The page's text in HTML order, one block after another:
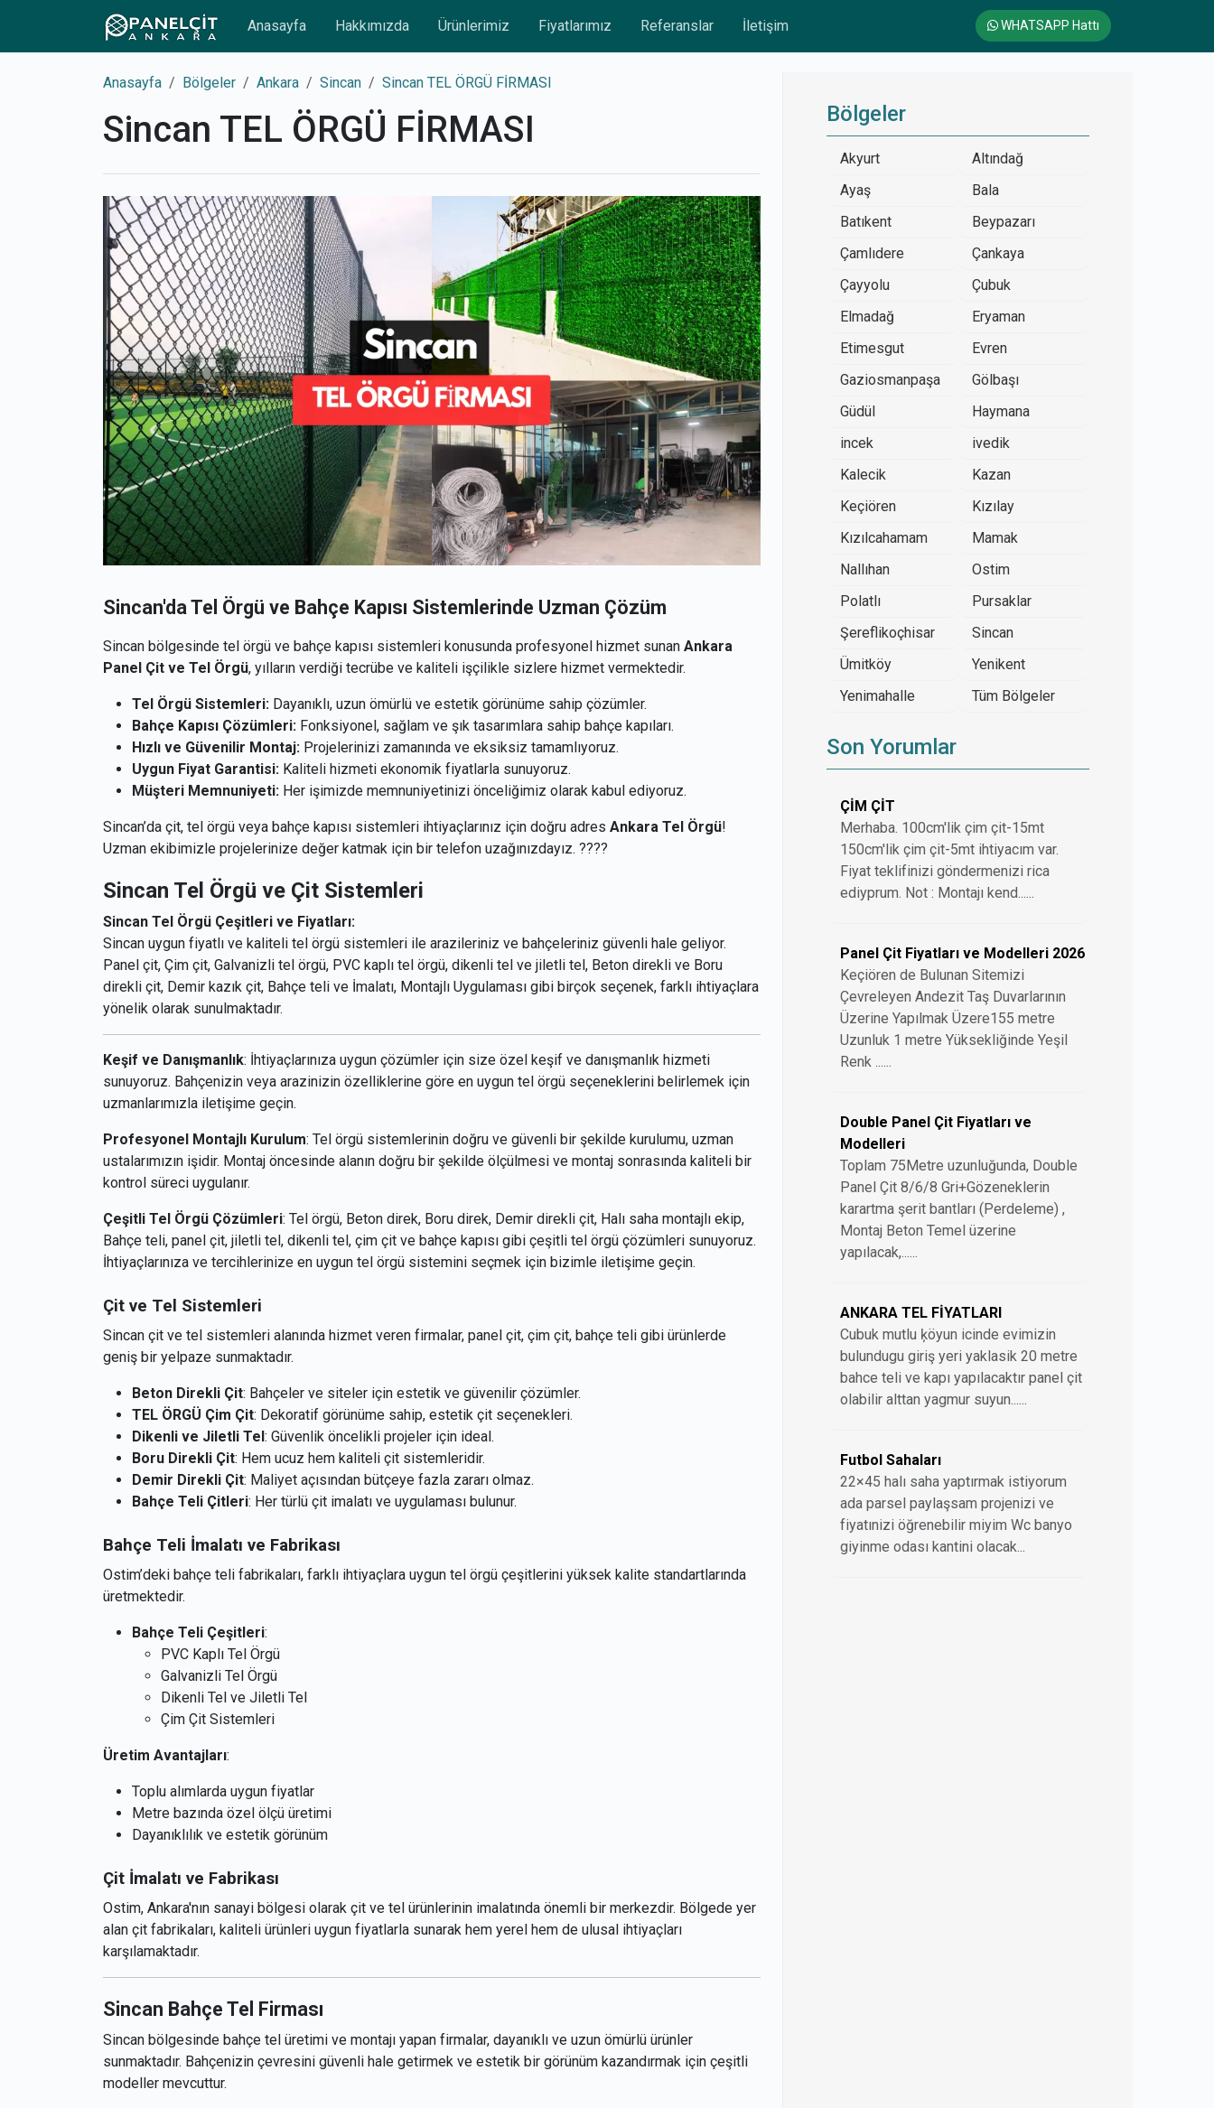
Anasayfa Hakkımızda Ürünlerimiz Fiyatlarımız Referanslar İletişim WHATSAPP Hattı
Anasayfa Bölgeler Ankara Sincan Sincan TEL ÖRGÜ FİRMASI
Sincan TEL ÖRGÜ FİRMASI
Sincan'da Tel Örgü ve Bahçe Kapısı Sistemlerinde Uzman Çözüm
Sincan bölgesinde tel örgü ve bahçe kapısı sistemleri konusunda profesyonel hizmet sunan Ankara
Panel Çit ve Tel Örgü, yılların verdiği tecrübe ve kaliteli işçilikle sizlere hizmet vermektedir.
Tel Örgü Sistemleri: Dayanıklı, uzun ömürlü ve estetik görünüme sahip çözümler.
Bahçe Kapısı Çözümleri: Fonksiyonel, sağlam ve şık tasarımlara sahip bahçe kapıları.
Hızlı ve Güvenilir Montaj: Projelerinizi zamanında ve eksiksiz tamamlıyoruz.
Uygun Fiyat Garantisi: Kaliteli hizmeti ekonomik fiyatlarla sunuyoruz.
Müşteri Memnuniyeti: Her işimizde memnuniyetinizi önceliğimiz olarak kabul ediyoruz.
Sincan’da çit, tel örgü veya bahçe kapısı sistemleri ihtiyaçlarınız için doğru adres Ankara Tel Örgü!
Uzman ekibimizle projelerinize değer katmak için bir telefon uzağınızdayız. ????
Sincan Tel Örgü ve Çit Sistemleri
Sincan Tel Örgü Çeşitleri ve Fiyatları:
Sincan uygun fiyatlı ve kaliteli tel örgü sistemleri ile arazileriniz ve bahçeleriniz güvenli hale geliyor.
Panel çit, Çim çit, Galvanizli tel örgü, PVC kaplı tel örgü, dikenli tel ve jiletli tel, Beton direkli ve Boru
direkli çit, Demir kazık çit, Bahçe teli ve İmalatı, Montajlı Uygulaması gibi birçok seçenek, farklı ihtiyaçlara
yönelik olarak sunulmaktadır.
Keşif ve Danışmanlık: İhtiyaçlarınıza uygun çözümler için size özel keşif ve danışmanlık hizmeti
sunuyoruz. Bahçenizin veya arazinizin özelliklerine göre en uygun tel örgü seçeneklerini belirlemek için
uzmanlarımızla iletişime geçin.
Profesyonel Montajlı Kurulum: Tel örgü sistemlerinin doğru ve güvenli bir şekilde kurulumu, uzman
ustalarımızın işidir. Montaj öncesinde alanın doğru bir şekilde ölçülmesi ve montaj sonrasında kaliteli bir
kontrol süreci uygulanır.
Çeşitli Tel Örgü Çözümleri: Tel örgü, Beton direk, Boru direk, Demir direkli çit, Halı saha montajlı ekip,
Bahçe teli, panel çit, jiletli tel, dikenli tel, çim çit ve bahçe kapısı gibi çeşitli tel örgü çözümleri sunuyoruz.
İhtiyaçlarınıza ve tercihlerinize en uygun tel örgü sistemini seçmek için bizimle iletişime geçin.
Çit ve Tel Sistemleri
Sincan çit ve tel sistemleri alanında hizmet veren firmalar, panel çit, çim çit, bahçe teli gibi ürünlerde
geniş bir yelpaze sunmaktadır.
Beton Direkli Çit: Bahçeler ve siteler için estetik ve güvenilir çözümler.
TEL ÖRGÜ Çim Çit: Dekoratif görünüme sahip, estetik çit seçenekleri.
Dikenli ve Jiletli Tel: Güvenlik öncelikli projeler için ideal.
Boru Direkli Çit: Hem ucuz hem kaliteli çit sistemleridir.
Demir Direkli Çit: Maliyet açısından bütçeye fazla zararı olmaz.
Bahçe Teli Çitleri: Her türlü çit imalatı ve uygulaması bulunur.
Bahçe Teli İmalatı ve Fabrikası
Ostim’deki bahçe teli fabrikaları, farklı ihtiyaçlara uygun tel örgü çeşitlerini yüksek kalite standartlarında
üretmektedir.
Bahçe Teli Çeşitleri:
PVC Kaplı Tel Örgü
Galvanizli Tel Örgü
Dikenli Tel ve Jiletli Tel
Çim Çit Sistemleri
Üretim Avantajları:
Toplu alımlarda uygun fiyatlar
Metre bazında özel ölçü üretimi
Dayanıklılık ve estetik görünüm
Çit İmalatı ve Fabrikası
Ostim, Ankara'nın sanayi bölgesi olarak çit ve tel ürünlerinin imalatında önemli bir merkezdir. Bölgede yer
alan çit fabrikaları, kaliteli ürünleri uygun fiyatlarla sunarak hem yerel hem de ulusal ihtiyaçları
karşılamaktadır.
Sincan Bahçe Tel Firması
Sincan bölgesinde bahçe tel üretimi ve montajı yapan firmalar, dayanıklı ve uzun ömürlü ürünler
sunmaktadır. Bahçenizin çevresini güvenli hale getirmek ve estetik bir görünüm kazandırmak için çeşitli
modeller mevcuttur.
Bölgeler
Akyurt
Altındağ
Ayaş
Bala
Batıkent
Beypazarı
Çamlıdere
Çankaya
Çayyolu
Çubuk
Elmadağ
Eryaman
Etimesgut
Evren
Gaziosmanpaşa
Gölbaşı
Güdül
Haymana
incek
ivedik
Kalecik
Kazan
Keçiören
Kızılay
Kızılcahamam
Mamak
Nallıhan
Ostim
Polatlı
Pursaklar
Şereflikoçhisar
Sincan
Ümitköy
Yenikent
Yenimahalle
Tüm Bölgeler
Son Yorumlar
ÇİM ÇİT
Merhaba. 100cm'lik çim çit-15mt
150cm'lik çim çit-5mt ihtiyacım var.
Fiyat teklifinizi göndermenizi rica
ediyprum. Not : Montajı kend......
Panel Çit Fiyatları ve Modelleri 2026
Keçiören de Bulunan Sitemizi
Çevreleyen Andezit Taş Duvarlarının
Üzerine Yapılmak Üzere155 metre
Uzunluk 1 metre Yüksekliğinde Yeşil
Renk ......
Double Panel Çit Fiyatları ve
Modelleri
Toplam 75Metre uzunluğunda, Double
Panel Çit 8/6/8 Gri+Gözeneklerin
karartma şerit bantları (Perdeleme) ,
Montaj Beton Temel üzerine
yapılacak,......
ANKARA TEL FİYATLARI
Cubuk mutlu ķöyun icinde evimizin
bulundugu giriş yeri yaklasik 20 metre
bahce teli ve kapı yapılacaktır panel çit
olabilir alttan yagmur suyun......
Futbol Sahaları
22×45 halı saha yaptırmak istiyorum
ada parsel paylaşsam projenizi ve
fiyatınizi öğrenebilir miyim Wc banyo
giyinme odası kantini olacak...